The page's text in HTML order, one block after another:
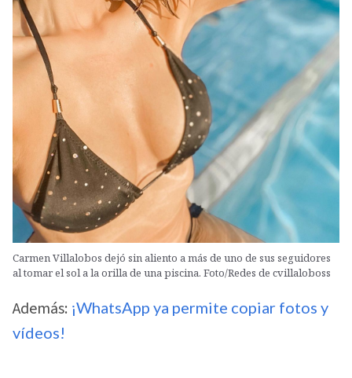
Carmen Villalobos dejó sin aliento a más de uno de sus seguidores
al tomar el sol a la orilla de una piscina. Foto/Redes de cvillaloboss
Además: ¡WhatsApp ya permite copiar fotos y
vídeos!